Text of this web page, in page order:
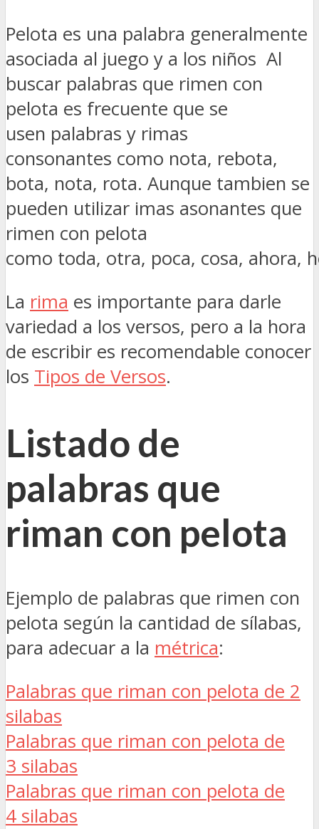
Pelota es una palabra generalmente
asociada al juego y a los niños Al
buscar palabras que rimen con
pelota es frecuente que se
usen palabras y rimas
consonantes como nota, rebota,
bota, nota, rota. Aunque tambien se
pueden utilizar imas asonantes que
rimen con pelota
como toda, otra, poca, cosa, ahora,
La rima es importante para darle
variedad a los versos, pero a la hora
de escribir es recomendable conocer
los Tipos de Versos.
Listado de
palabras que
riman con pelota
Ejemplo de palabras que rimen con
pelota según la cantidad de sílabas,
para adecuar a la métrica:
Palabras que riman con pelota de 2
silabas
Palabras que riman con pelota de
3 silabas
Palabras que riman con pelota de
4 silabas